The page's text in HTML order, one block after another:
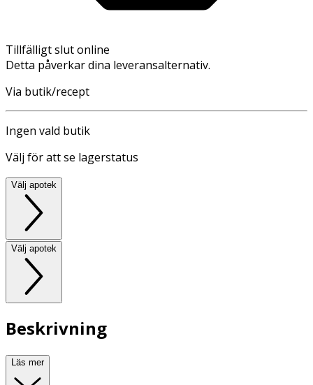
Tillfälligt slut online
Detta påverkar dina leveransalternativ.
Via butik/recept
Ingen vald butik
Välj för att se lagerstatus
Välj apotek
Välj apotek
Beskrivning
Läs mer